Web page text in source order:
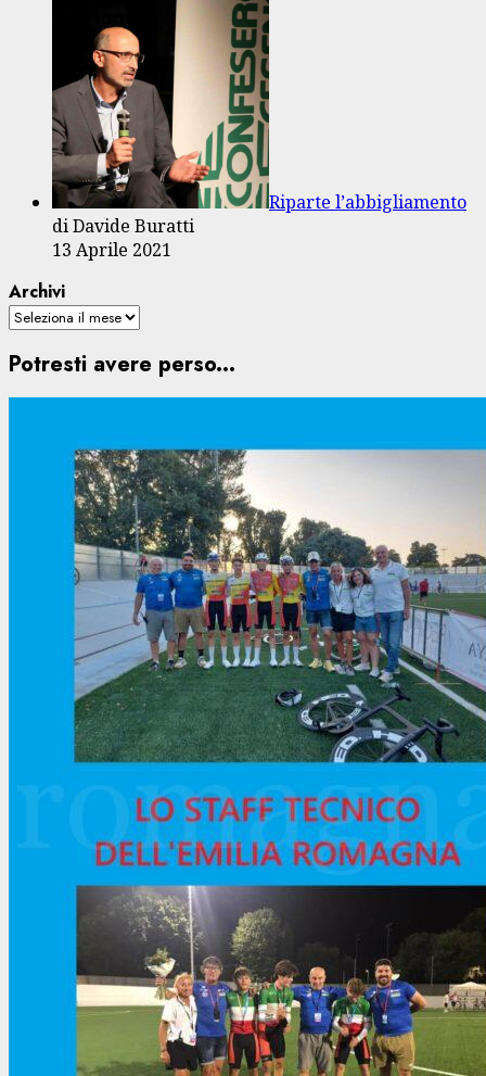
Riparte l’abbigliamento
di Davide Buratti
13 Aprile 2021
Archivi
Potresti avere perso...